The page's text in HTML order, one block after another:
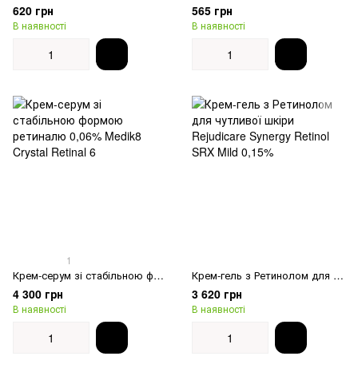
620 грн
В наявності
565 грн
В наявності
1
Крем-серум зі стабільною формою ретиналю 0,06% Medik8 Crystal Retinal 6
4 300 грн
В наявності
Крем-гель з Ретинолом для чутливої шкіри Rejudicare Synergy Retinol SRX Mild 0,15%
3 620 грн
В наявності